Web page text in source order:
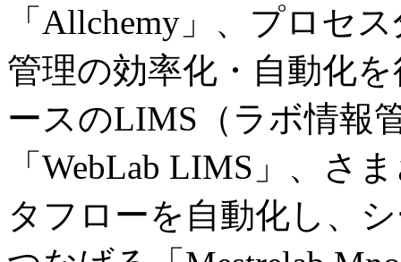
「Allchemy」、プロセ
管理の効率化・自動化
ースのLIMS（ラボ情報
「WebLab LIMS」、さ
タフローを自動化し、